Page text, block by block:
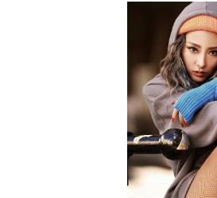
DANCE MOVIE